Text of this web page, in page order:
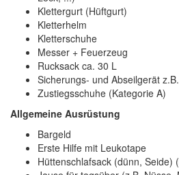
Klettergurt (Hüftgurt)
Kletterhelm
Kletterschuhe
Messer + Feuerzeug
Rucksack ca. 30 L
Sicherungs- und Abseilgerät
Zustiegsschuhe (Kategorie A)
Allgemeine Ausrüstung
Bargeld
Erste Hilfe mit Leukotape
Hüttenschlafsack (dünn, Seide)